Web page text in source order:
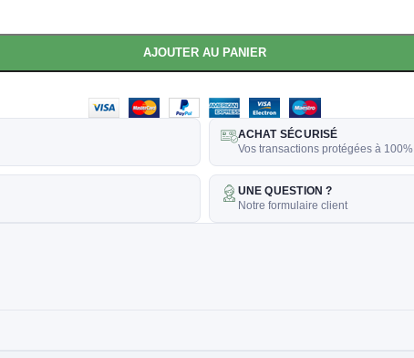
AJOUTER AU PANIER
ACHAT SÉCURISÉ
Vos transactions protégées à 100%
UNE QUESTION ?
Notre formulaire client